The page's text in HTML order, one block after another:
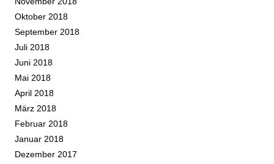
Oktober 2018
September 2018
Juli 2018
Juni 2018
Mai 2018
April 2018
März 2018
Februar 2018
Januar 2018
Dezember 2017